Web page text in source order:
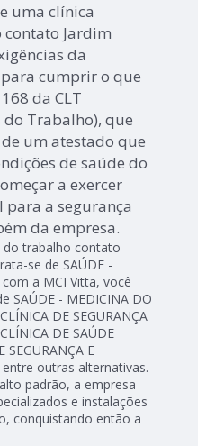
uma clínica
Jardim
da
cumprir o que
da CLT
do Trabalho), que
um atestado que
de saúde do
a exercer
para a segurança
da empresa.
do trabalho contato
se de SAÚDE -
a MCI Vitta, você
SAÚDE - MEDICINA DO
DE SEGURANÇA
DE SAÚDE
SEGURANÇA E
outras alternativas.
padrão, a empresa
e instalações
conquistando então a